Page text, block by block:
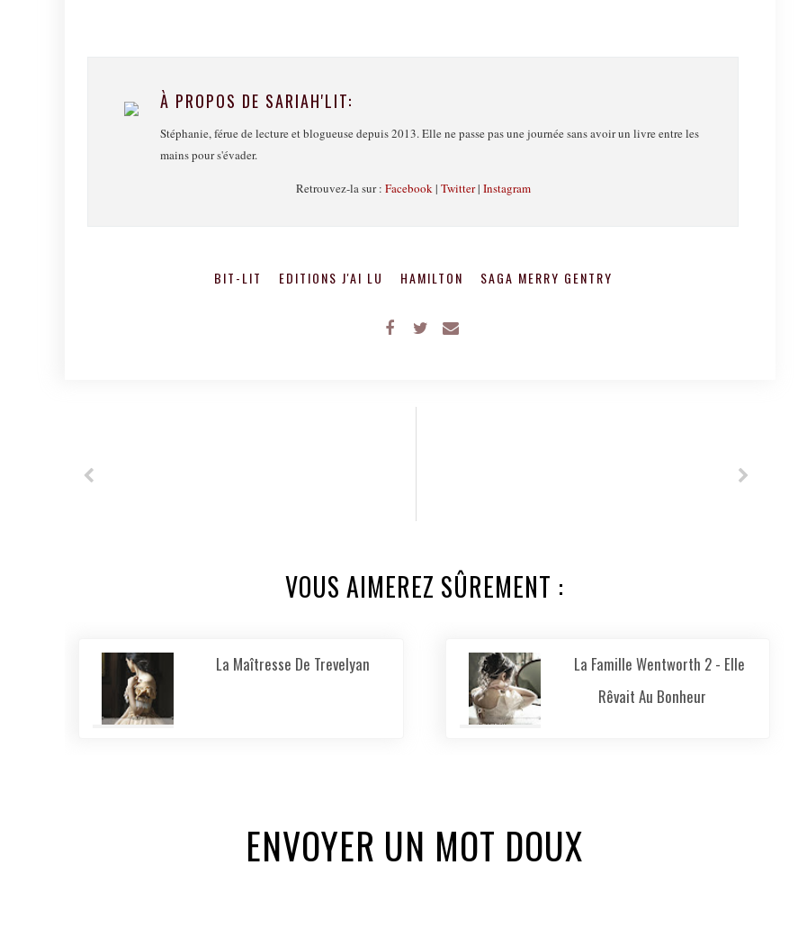
À PROPOS DE SARIAH'LIT:
Stéphanie, férue de lecture et blogueuse depuis 2013. Elle ne passe pas une journée sans avoir un livre entre les
mains pour s'évader.
Retrouvez-la sur : Facebook | Twitter| Instagram
BIT-LIT EDITIONS J'AI LU HAMILTON SAGA MERRY GENTRY
VOUS AIMEREZ SÛREMENT :
La Maîtresse De Trevelyan
La Famille Wentworth 2 - Elle
Rêvait Au Bonheur
ENVOYER UN MOT DOUX